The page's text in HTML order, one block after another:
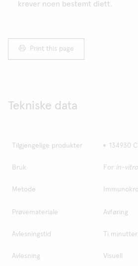
krever noen bestemt diett.
Print this page
Tekniske data
Tilgjengelige produkter 134930
Bruk For in-vitro
Metode
Prøvemateriale Avføring
Avlesningstid Ti minutter
Avlesning Visuell